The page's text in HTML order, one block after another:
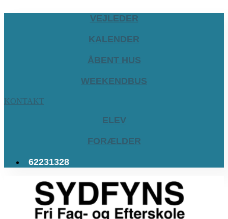
VEJLEDER
KALENDER
ÅBENT HUS
WEEKENDBUS
KONTAKT
ELEV
FORÆLDER
62231328